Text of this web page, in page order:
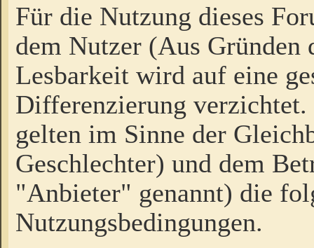
Für die Nutzung dieses
dem Nutzer (Aus Gründen
Lesbarkeit wird auf eine
Differenzierung
gelten im Sinne der
Geschlechter) und dem
"Anbieter" genannt) die
Nutzungsbedingungen.